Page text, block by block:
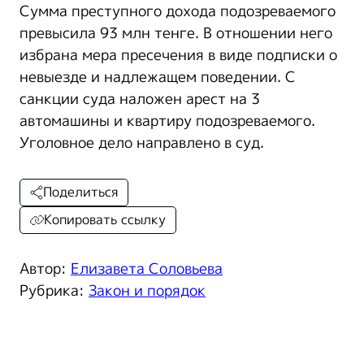
Сумма преступного дохода подозреваемого
превысила 93 млн тенге. В отношении него
избрана мера пресечения в виде подписки о
невыезде и надлежащем поведении. С
санкции суда наложен арест на 3
автомашины и квартиру подозреваемого.
Уголовное дело направлено в суд.
Автор: Елизавета Соловьева
Рубрика: Закон и порядок
Поделиться
Копировать ссылку